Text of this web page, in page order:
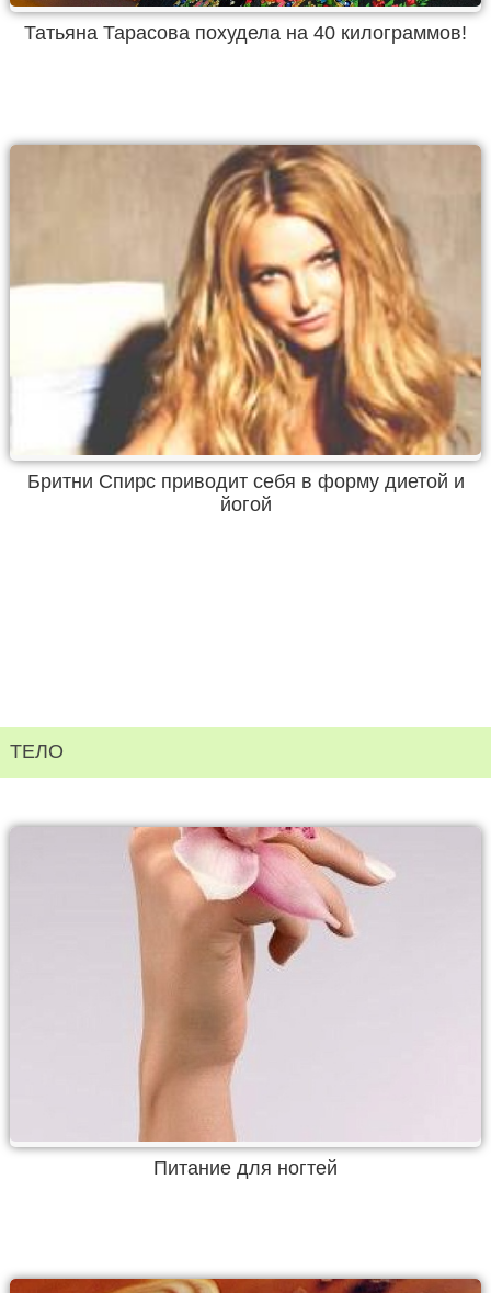
Татьяна Тарасова похудела на 40 килограммов!
Бритни Спирс приводит себя в форму диетой и
йогой
ТЕЛО
Питание для ногтей